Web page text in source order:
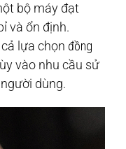
bộ máy đạt
và ổn định.
lựa chọn đồng
vào nhu cầu sử
dùng.